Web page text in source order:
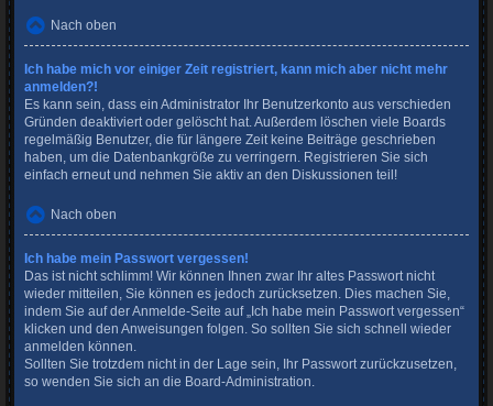
Nach oben
Ich habe mich vor einiger Zeit registriert, kann mich aber nicht mehr
anmelden?!
Es kann sein, dass ein Administrator Ihr Benutzerkonto aus verschieden
Gründen deaktiviert oder gelöscht hat. Außerdem löschen viele Boards
regelmäßig Benutzer, die für längere Zeit keine Beiträge geschrieben
haben, um die Datenbankgröße zu verringern. Registrieren Sie sich
einfach erneut und nehmen Sie aktiv an den Diskussionen teil!
Nach oben
Ich habe mein Passwort vergessen!
Das ist nicht schlimm! Wir können Ihnen zwar Ihr altes Passwort nicht
wieder mitteilen, Sie können es jedoch zurücksetzen. Dies machen Sie,
indem Sie auf der Anmelde-Seite auf „Ich habe mein Passwort vergessen“
klicken und den Anweisungen folgen. So sollten Sie sich schnell wieder
anmelden können.
Sollten Sie trotzdem nicht in der Lage sein, Ihr Passwort zurückzusetzen,
so wenden Sie sich an die Board-Administration.